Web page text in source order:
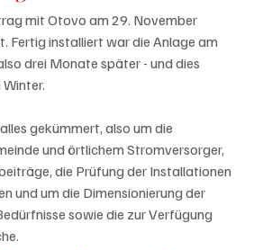
mit Otovo am 29. November
Fertig installiert war die Anlage am
drei Monate später - und dies
gekümmert, also um die
und örtlichem Stromversorger,
die Prüfung der Installationen
und um die Dimensionierung der
sowie die zur Verfügung